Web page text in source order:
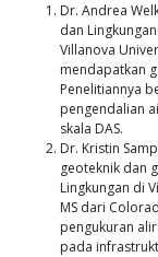
Dr. Andrea
dan
Villanova
mendapatkan
Penelitiannya
pengendalian
skala DAS.
Dr. Kristin
geoteknik dan
Lingkungan di
MS dari
pengukuran
pada